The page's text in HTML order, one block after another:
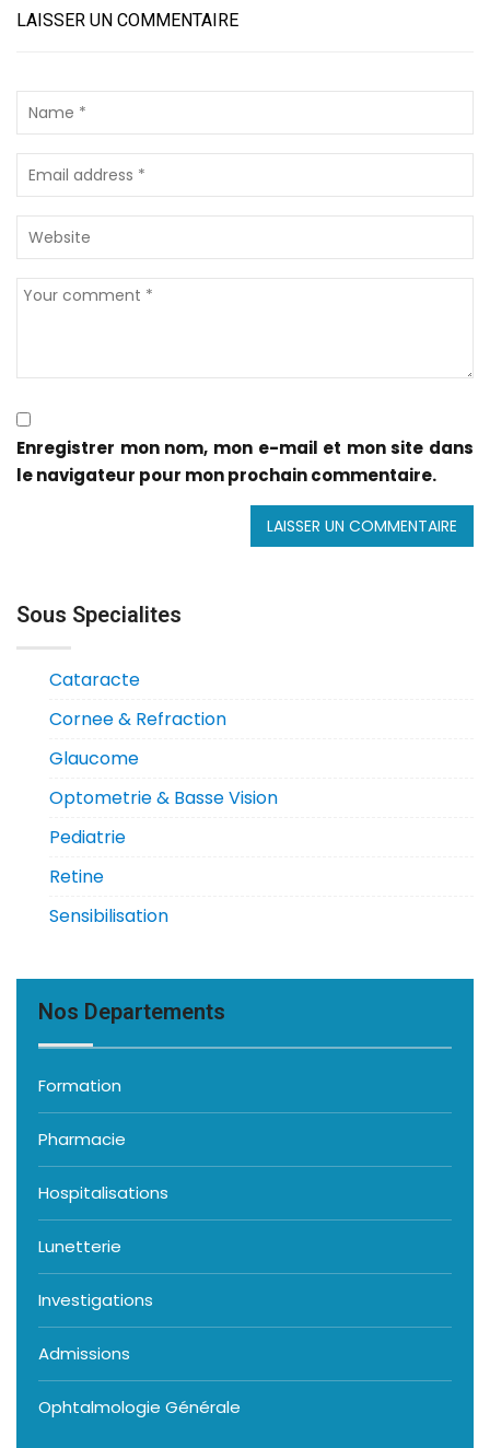
LAISSER UN COMMENTAIRE
Enregistrer mon nom, mon e-mail et mon site dans
le navigateur pour mon prochain commentaire.
Sous Specialites
Cataracte
Cornee & Refraction
Glaucome
Optometrie & Basse Vision
Pediatrie
Retine
Sensibilisation
Nos Departements
Formation
Pharmacie
Hospitalisations
Lunetterie
Investigations
Admissions
Ophtalmologie Générale